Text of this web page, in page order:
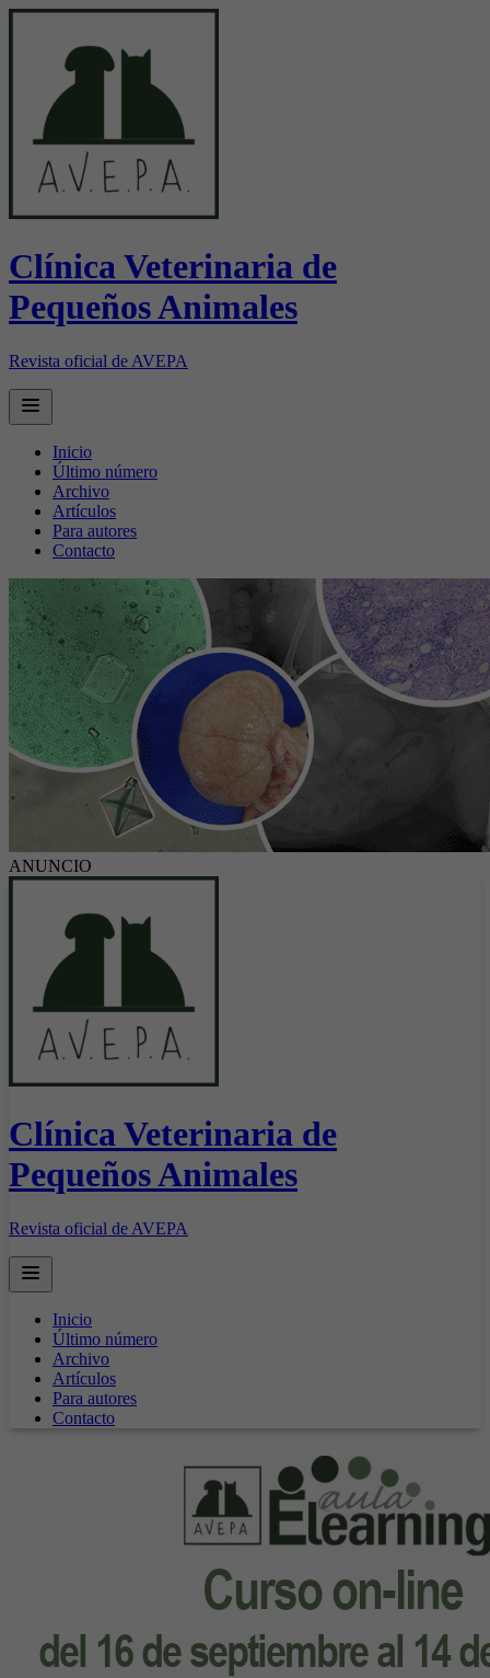
Clínica Veterinaria de
Pequeños Animales
Revista oficial de AVEPA
Open main menu
Inicio
Último número
Archivo
Artículos
Para autores
Contacto
ANUNCIO
Clínica Veterinaria de
Pequeños Animales
Revista oficial de AVEPA
Open main menu
Inicio
Último número
Archivo
Artículos
Para autores
Contacto